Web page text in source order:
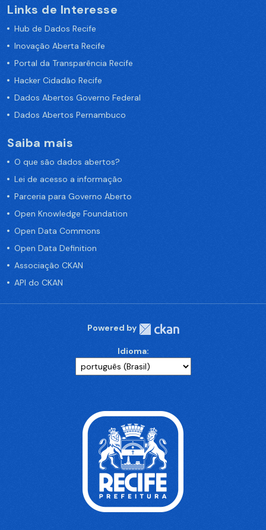
Links de Interesse
Hub de Dados Recife
Inovação Aberta Recife
Portal da Transparência Recife
Hacker Cidadão Recife
Dados Abertos Governo Federal
Dados Abertos Pernambuco
Saiba mais
O que são dados abertos?
Lei de acesso a informação
Parceria para Governo Aberto
Open Knowledge Foundation
Open Data Commons
Open Data Definition
Associação CKAN
API do CKAN
Powered by
Idioma